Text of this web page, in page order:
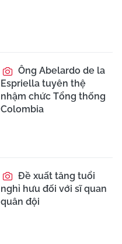
Ông Abelardo de la
Espriella tuyên thệ
nhậm chức Tổng thống
Colombia
Đề xuất tăng tuổi
nghỉ hưu đối với sĩ quan
quân đội